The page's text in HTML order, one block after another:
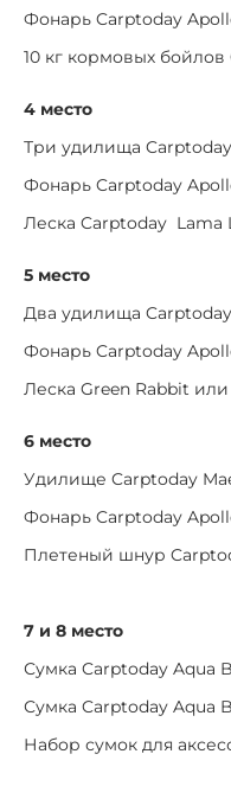
Фонарь Carptoday
10 кг кормовых
4 место
Три удилища
Фонарь Carptoday
Леска Carptoday Lama
5 место
Два удилища
Фонарь Carptoday
Леска Green Rabbit
6 место
Удилище Carptoday
Фонарь Carptoday
Плетеный шнур
7 и 8 место
Сумка Carptoday Aqua
Сумка Carptoday Aqua
Набор сумок для